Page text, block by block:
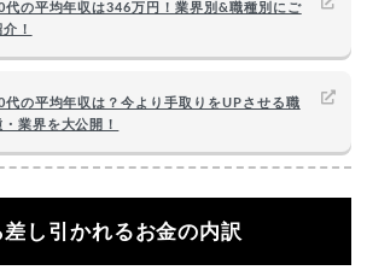
代の平均年収は346万円！業界別&職種別にご
！
代の平均年収は？今より手取りをUPさせる職
・業界を大公開！
し引かれるお金の内訳